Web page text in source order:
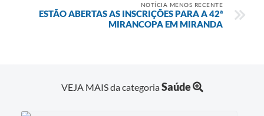
NOTÍCIA MENOS RECENTE
ESTÃO ABERTAS AS INSCRIÇÕES PARA A 42ª
MIRANCOPA EM MIRANDA
VEJA MAIS da categoriaSaúde